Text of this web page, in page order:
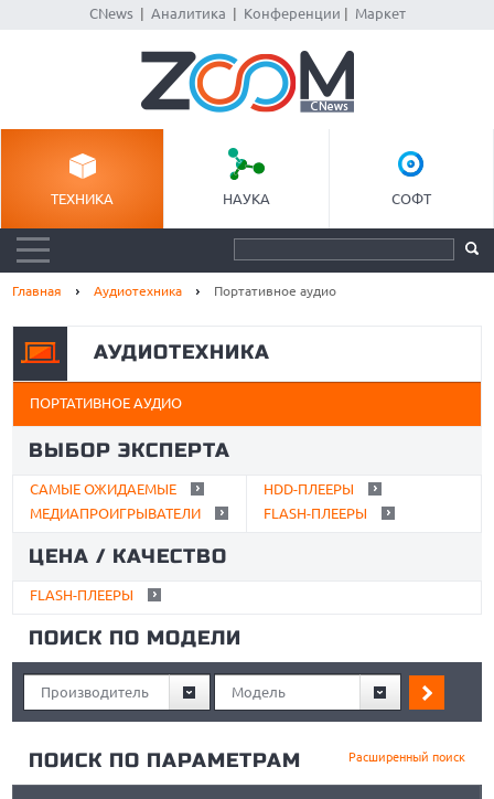
CNews| Аналитика Конференции Маркет
ТЕХНИКА НАУКА СОФТ
Главная Аудиотехника Портативное аудио
АУДИОТЕХНИКА
ПОРТАТИВНОЕ АУДИО
ВЫБОР ЭКСПЕРТА
САМЫЕ ОЖИДАЕМЫЕ
МЕДИАПРОИГРЫВАТЕЛИ
HDD-ПЛЕЕРЫ
FLASH-ПЛЕЕРЫ
ЦЕНА / КАЧЕСТВО
FLASH-ПЛЕЕРЫ
ПОИСК ПО МОДЕЛИ
Производитель Модель
Расширенный поиск
ПОИСК ПО ПАРАМЕТРАМ